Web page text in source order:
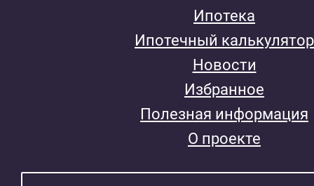
Ипотека
Ипотечный калькулятор
Новости
Избранное
Полезная информация
О проекте